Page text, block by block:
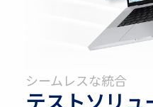
シームレスな統合